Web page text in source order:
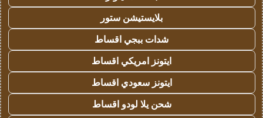
بلايستيشن ستور
شدات ببجي اقساط
ايتونز امريكي اقساط
ايتونز سعودي اقساط
شحن يلا لودو اقساط